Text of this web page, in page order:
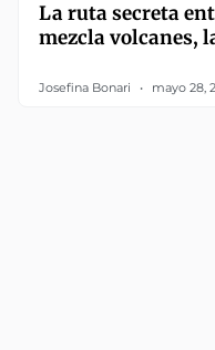
La ruta secreta
mezcla volcanes,
Josefina Bonari mayo 28,